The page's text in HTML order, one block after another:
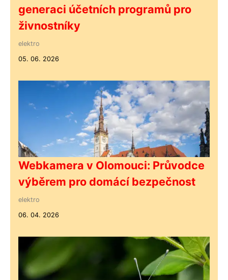
generaci účetních programů pro
živnostníky
elektro
05. 06. 2026
Webkamera v Olomouci: Průvodce
výběrem pro domácí bezpečnost
elektro
06. 04. 2026